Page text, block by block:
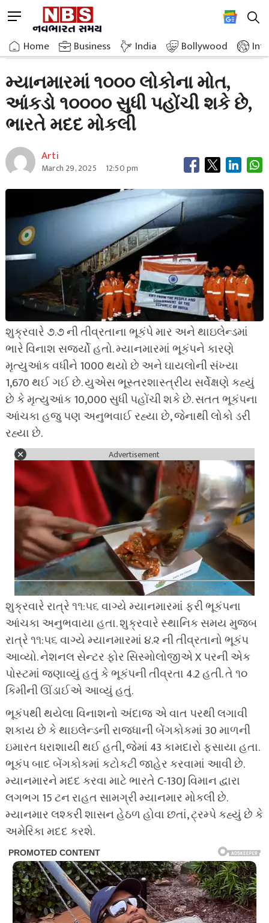
to
content
M
n
u
u
t
o
Home Business India Bollywood
Home»Breaking News»1000 People Died In Myanmar The Number Could Reach 100000
મ્યાનમારમાં ૧૦૦૦ લોકોના મોત,
આંકડો ૧૦૦૦૦ સુધી પહોંચી શકે છે,
ભારતે મદદ મોકલી
Arti
March 29, 2025 12:50 pm
શુક્રવારે ૭.૭ ની તીવ્રતાના ભૂકંપે માર અને થાઇલેન્ડમાં
ભારે વિનાશ સર્જ્યો હતો. મ્યાનમારમાં ભૂકંપને કારણે
મૃત્યુઆંક વધીને 1000 થયો છે અને ઘાયલોની સંખ્યા
1,670 થઈ ગઈ છે. યુએસ ભૂસ્તરશાસ્ત્રીય સર્વેક્ષણે કહ્યું
છે કે મૃત્યુઆંક 10,000 સુધી પહોંચી શકે છે. સતત ભૂકંપના
આંચકા હજુ પણ અનુભવાઈ રહ્યા છે, જેનાથી લોકો ડરી
રહ્યા છે.
Advertisement
શુક્રવારે રાત્રે ૧૧:૫૬ વાગ્યે મ્યાનમારમાં ફરી ભૂકંપના
આંચકા અનુભવાયા હતા. શુક્રવારે સ્થાનિક સમય મુજબ
રાત્રે ૧૧:૫૬ વાગ્યે મ્યાનમારમાં ૪.૨ ની તીવ્રતાનો ભૂકંપ
આવ્યો. નેશનલ સેન્ટર ફોર સિસ્મોલોજીએ X પરની એક
પોસ્ટમાં જણાવ્યું હતું કે ભૂકંપની તીવ્રતા 4.2 હતી. તે ૧૦
કિમીની ઊંડાઈએ આવ્યું હતું.
ભૂકંપથી થયેલા વિનાશનો અંદાજ એ વાત પરથી લગાવી
શકાય છે કે થાઇલેન્ડની રાજધાની બેંગકોકમાં 30 માળની
ઇમારત ધરાશાયી થઈ હતી, જેમાં 43 કામદારો ફસાયા હતા.
ભૂકંપ બાદ બેંગકોકમાં કટોકટી જાહેર કરવામાં આવી છે.
મ્યાનમારને મદદ કરવા માટે ભારતે C-130J વિમાન દ્વારા
લગભગ 15 ટન રાહત સામગ્રી મ્યાનમાર મોકલી છે.
મ્યાનમાર લશ્કરી શાસન હેઠળ હોવા છતાં, ટ્રમ્પે કહ્યું છે કે
અમેરિકા મદદ કરશે.